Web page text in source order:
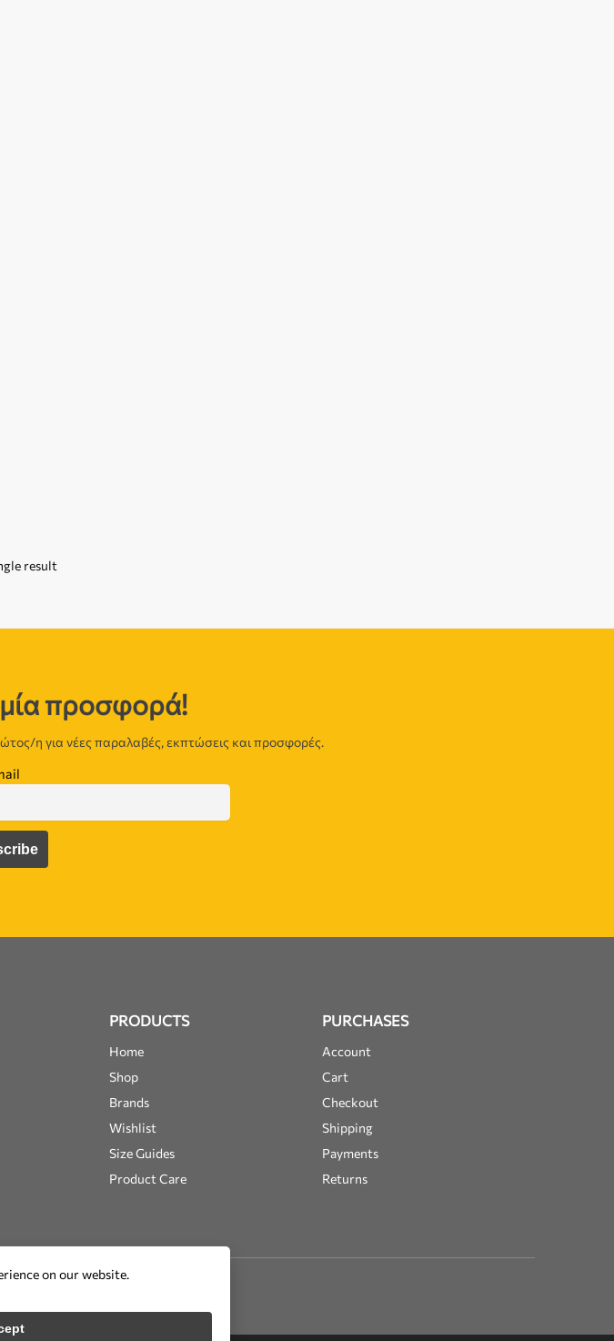
result
προσφορά!
η για νέες παραλαβές, εκπτώσεις και προσφορές.
PRODUCTS
Home
Shop
Brands
Wishlist
Size Guides
Product Care
PURCHASES
Account
Cart
Checkout
Shipping
Payments
Returns
on our website.